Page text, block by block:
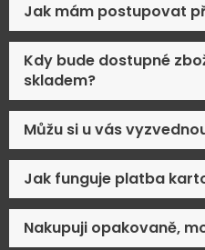
Jak mám postupovat
Kdy bude dostupné
skladem?
Můžu si u vás
Jak funguje platba
Nakupuji opakovaně,